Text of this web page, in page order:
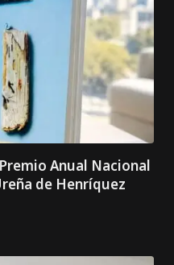
Anual Nacional
de Henríquez